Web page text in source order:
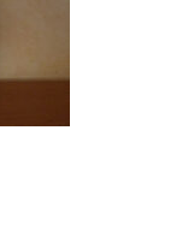
Mark Rein-Hagen »